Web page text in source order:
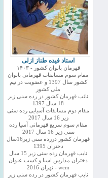
استاد فیده طناز ازلی
قهرمان بانوان کشور - ۱۴۰۳
مقام سوم مسابقات قهرمانی بانوان
کشور سال 1397 و عضویت در تیم
ملی کشور
نائب قهرمان کشور در رده سنی زیر
18 سال 1397
مقام دوم مسابقات آسیایی رده سنی
زیر 16 سال 2017
مقام سوم سریع قهرمانی آسیا رده
سنی زیر 16 سال 2017
قهرمان کشور دررده سنی زیر16سال
دختران 1395
نایب قهرمان رده سنی زیر 15 سال
دختران مدارس اسیا و کسب عنوان
wcm - تهران 2016
نایب قهرمان کشور در رده سنی زیر